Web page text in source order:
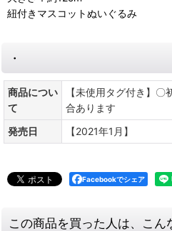
紐付きマスコットぬいぐるみ
・
商品につい
て
【未使用タグ付き】
合あります
発売日
【2021年1月】
Facebookでシェア
この商品を買った人は、こん